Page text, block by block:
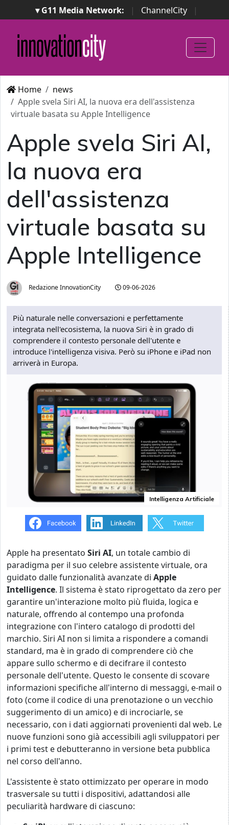
▾ G11 Media Network: | ChannelCity
|
ImpresaCity | SecurityOpenLab | Italian Channel
Awards
Italian Project Awards
Italian Security
Awards
Home
news
Apple svela Siri AI, la nuova era dell'assistenza
virtuale basata su Apple Intelligence
Apple svela Siri AI,
la nuova era
dell'assistenza
virtuale basata su
Apple Intelligence
Redazione InnovationCity 09-06-2026
Più naturale nelle conversazioni e perfettamente
integrata nell'ecosistema, la nuova Siri è in grado di
comprendere il contesto personale dell'utente e
introduce l'intelligenza visiva. Però su iPhone e iPad non
arriverà in Europa.
Intelligenza Artificiale
Apple ha presentato Siri AI, un totale cambio di
paradigma per il suo celebre assistente virtuale, ora
guidato dalle funzionalità avanzate di Apple
Intelligence. Il sistema è stato riprogettato da zero per
garantire un'interazione molto più fluida, logica e
naturale, offrendo al contempo una profonda
integrazione con l'intero catalogo di prodotti del
marchio. Siri AI non si limita a rispondere a comandi
standard, ma è in grado di comprendere ciò che
appare sullo schermo e di decifrare il contesto
personale dell'utente. Questo le consente di scovare
informazioni specifiche all'interno di messaggi, e-mail o
foto (come il codice di una prenotazione o un vecchio
suggerimento di un amico) e di incrociarle, se
necessario, con i dati aggiornati provenienti dal web. Le
nuove funzioni sono già accessibili agli sviluppatori per
i primi test e debutteranno in versione beta pubblica
nel corso dell'anno.
L'assistente è stato ottimizzato per operare in modo
trasversale su tutti i dispositivi, adattandosi alle
peculiarità hardware di ciascuno: